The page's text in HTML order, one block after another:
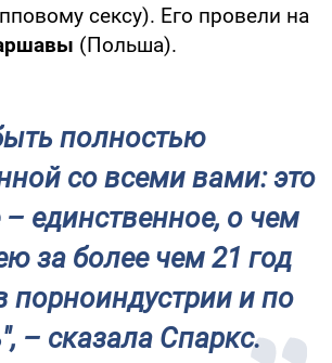
сексу). Его провели на
(Польша).
полностью
со всеми вами: это
единственное, о чем
за более чем 21 год
порноиндустрии и по
– сказала Спаркс.